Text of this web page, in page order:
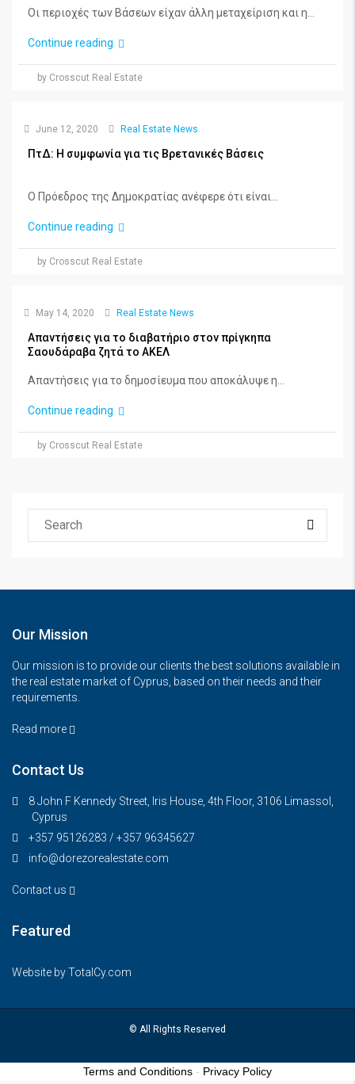
Οι περιοχές των Βάσεων είχαν άλλη μεταχείριση και η...
Continue reading
by Crosscut Real Estate
June 12, 2020 Real Estate News
ΠτΔ: Η συμφωνία για τις Βρετανικές Βάσεις
Ο Πρόεδρος της Δημοκρατίας ανέφερε ότι είναι...
Continue reading
by Crosscut Real Estate
May 14, 2020 Real Estate News
Απαντήσεις για το διαβατήριο στον πρίγκηπα
Σαουδάραβα ζητά το ΑΚΕΛ
Aπαντήσεις για το δημοσίευμα που αποκάλυψε η...
Continue reading
by Crosscut Real Estate
Our Mission
Our mission is to provide our clients the best solutions available in
the real estate market of Cyprus, based on their needs and their
requirements.
Read more
Contact Us
8 John F Kennedy Street, Iris House, 4th Floor, 3106 Limassol,
Cyprus
+357 95126283 / +357 96345627
info@dorezorealestate.com
Contact us
Featured
Website byTotalCy.com
© All Rights Reserved
Terms and Conditions - Privacy Policy